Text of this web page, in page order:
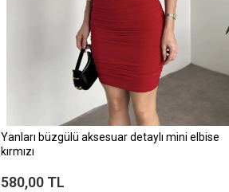
Yanları büzgülü aksesuar detaylı mini elbise
kırmızı
580,00 TL